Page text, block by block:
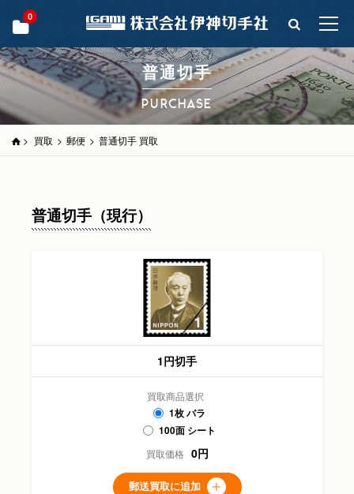
0
普通切手
PURCHASE
> 買取 > 郵便 > 普通切手 買取
普通切手（現行）
1円切手
買取商品選択
1枚 バラ
100面 シート
買取価格 0円
郵送買取に追加